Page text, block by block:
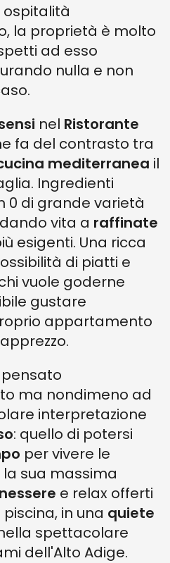
la proprietà è molto
ad esso
nulla e non
nel Ristorante
fa del contrasto tra
mediterranea il
Ingredienti
0 di grande varietà
vita a raffinate
esigenti. Una ricca
di piatti e
vuole goderne
gustare
appartamento
pensato
ma nondimeno ad
interpretazione
: quello di potersi
per vivere le
la sua massima
e relax offerti
in una quiete
spettacolare
dell'Alto Adige.